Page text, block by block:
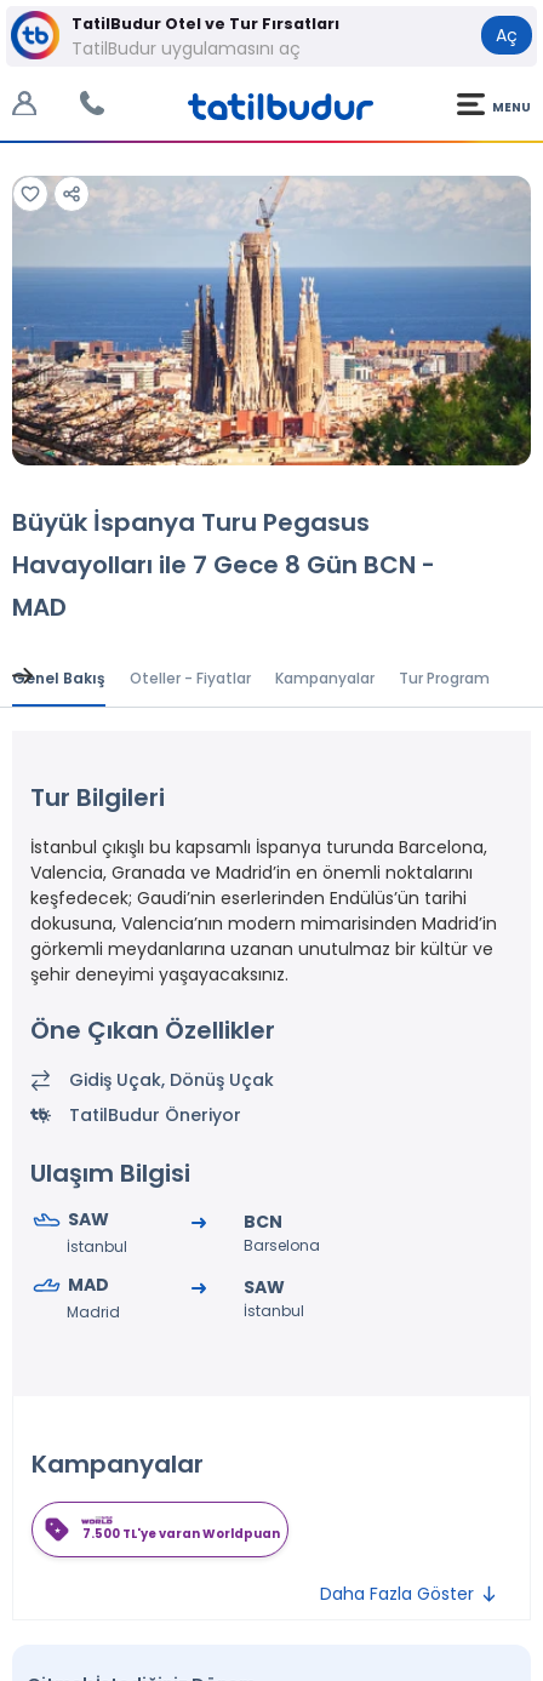
TatilBudur Otel ve Tur Fırsatları
TatilBudur uygulamasını aç
Aç
MENU
Tüm Fotoğraflar
Büyük İspanya Turu Pegasus
Havayolları ile 7 Gece 8 Gün BCN -
MAD
Genel Bakış Oteller - Fiyatlar Kampanyalar Tur Programı
Tur Bilgileri
İstanbul çıkışlı bu kapsamlı İspanya turunda Barcelona,
Valencia, Granada ve Madrid’in en önemli noktalarını
keşfedecek; Gaudi’nin eserlerinden Endülüs’ün tarihi
dokusuna, Valencia’nın modern mimarisinden Madrid’in
görkemli meydanlarına uzanan unutulmaz bir kültür ve
şehir deneyimi yaşayacaksınız.
Öne Çıkan Özellikler
Gidiş Uçak, Dönüş Uçak
TatilBudur Öneriyor
Ulaşım Bilgisi
SAW
İstanbul
BCN
Barselona
MAD
Madrid
SAW
İstanbul
Kampanyalar
7.500 TL'ye varan Worldpuan
Daha Fazla Göster